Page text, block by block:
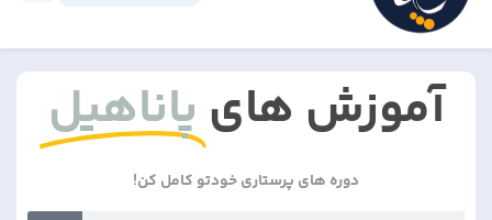
آموزش های پاناهیل
دوره های پرستاری خودتو کامل کن!